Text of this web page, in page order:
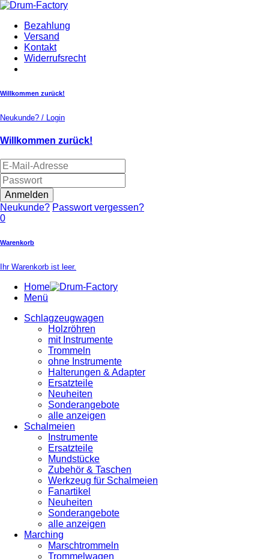
Bezahlung
Versand
Kontakt
Widerrufsrecht
Willkommen zurück!
Neukunde? / Login
Willkommen zurück!
Anmelden
Neukunde? Passwort vergessen?
0
Warenkorb
Ihr Warenkorb ist leer.
Home
Menü
Schlagzeugwagen
Holzröhren
mit Instrumente
Trommeln
ohne Instrumente
Halterungen & Adapter
Ersatzteile
Neuheiten
Sonderangebote
alle anzeigen
Schalmeien
Instrumente
Ersatzteile
Mundstücke
Zubehör & Taschen
Werkzeug für Schalmeien
Fanartikel
Neuheiten
Sonderangebote
alle anzeigen
Marching
Marschtrommeln
Trommelwagen